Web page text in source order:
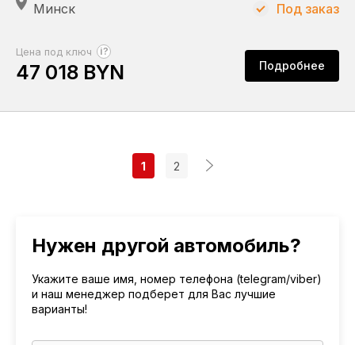
Минск
Цена под ключ ?
47 018 BYN Подробнее
Под заказ
1 2
Нужен другой автомобиль?
Укажите ваше имя, номер телефона (telegram/viber)
и наш менеджер подберет для Вас лучшие
варианты!